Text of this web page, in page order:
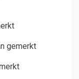
gemerkt